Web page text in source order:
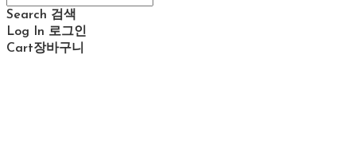
Search 검색
Log In 로그인
Cart장바구니